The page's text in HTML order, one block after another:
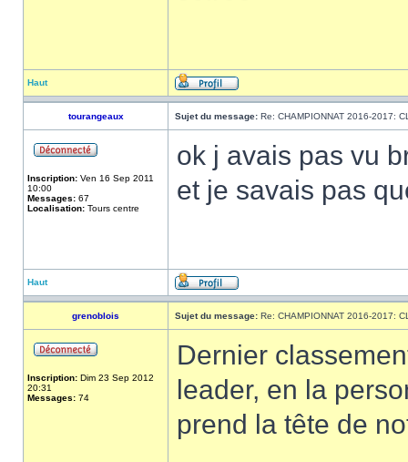
Haut
tourangeaux Sujet du message: Re: CHAMPIONNAT 2016-2017:
Inscription: Ven 16 Sep 2011
10:00
Messages: 67
Localisation: Tours centre
ok j avais pas vu
et je savais pas
Haut
grenoblois Sujet du message: Re: CHAMPIONNAT 2016-2017:
Inscription: Dim 23 Sep 2012
20:31
Messages: 74
Dernier
leader, en la
prend la tête de